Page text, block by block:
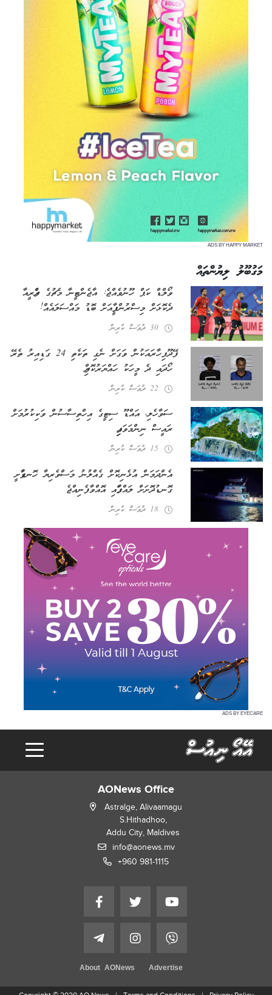
ADS BY HAPPY MARKET
މަގުބޫލު ލިޔުންތައް
ވޯލްޑް ކަޕް ހޫނުވެއްޖެ: އާޖެންޓީނާ މެޗުގެ ރެފްރީއާ
ދެކޮޅަށް މިސްރުން ފީފާއަށް ބޮޑު މައްސަލައެއް!
30 ދުވަސް ކުރިން
ފޭދޫ ފިހާރައަކުން ވަގަށް ނެގި ތަކެތި 24 ގަޑިއިރު ތެރޭ
ހޯދައި ދެ މީހަކު ހައްޔަރުކޮށްފި
22 ދުވަސް ކުރިން
ސަވާހެލި، އައްޑޫ ސިޓީގެ އިހްތިސާސުން ވަކިކުރުމަށް
ރައީސް ނިންމަވައިފި
15 ދުވަސް ކުރިން
އެންދަމަން އުޅެނިކޮށް ގެއްލުނު މަސްވެރިޔާ ހޮނޑާފުށީ
ގޮނޑުދޮށަށް ލައްގާފައި އޮއްވާ ފެނިއްޖެ
18 ދުވަސް ކުރިން
ADS BY EYECARE
AONews Office
Astralge, Alivaamagu
S.Hithadhoo,
Addu City, Maldives
info@aonews.mv
+960 981-1115
About AONews Advertise